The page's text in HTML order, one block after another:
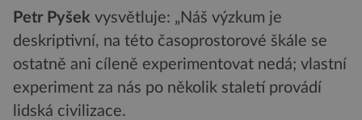
Petr Pyšek vysvětluje: „Náš výzkum je
deskriptivní, na této časoprostorové škále se
ostatně ani cíleně experimentovat nedá; vlastní
experiment za nás po několik staletí provádí
lidská civilizace.